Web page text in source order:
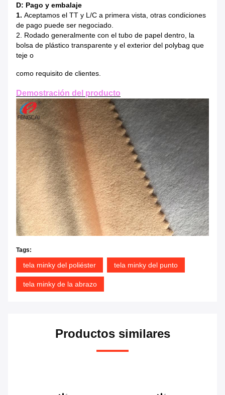
D: Pago y embalaje
1. Aceptamos el TT y L/C a primera vista, otras condiciones
de pago puede ser negociado.
2. Rodado generalmente con el tubo de papel dentro, la
bolsa de plástico transparente y el exterior del polybag que
teje o
como requisito de clientes.
Demostración del producto
Tags:
tela minky del poliéster tela minky del punto
tela minky de la abrazo
Productos similares